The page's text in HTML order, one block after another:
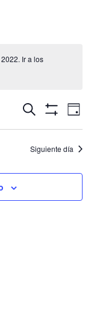
Ir a los
vistas
Eventos
Buscar
Filtros
de
de
Día
Siguiente día